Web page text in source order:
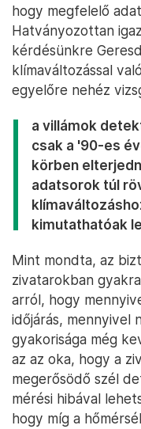
hogy megfelelő
Hatványozottan
kérdésünkre
klímaváltozással
egyelőre nehéz
a villámok
csak a '90-es
körben
adatsorok túl
kimutathatóak
Mint mondta, az
zivatarokban
arról, hogy
időjárás, mennyivel
gyakorisága még
az az oka, hogy a
megerősödő szél
mérési hibával
hogy míg a